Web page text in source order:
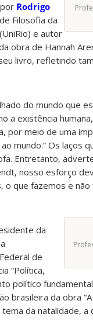
Rodrigo
Filosofia da
e autor
obra de Hannah
livro, refletindo
do mundo que
a existência
por meio de uma
mundo.” Os laços
Entretanto,
nosso esforço
que fazemos e
da
de
“Política,
político
da obra
da natalidade, a